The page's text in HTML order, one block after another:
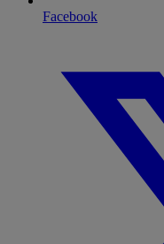
Facebook